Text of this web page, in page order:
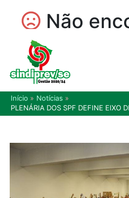
Início
Notícias
PLENÁRIA DOS SPF DEFINE EIXO